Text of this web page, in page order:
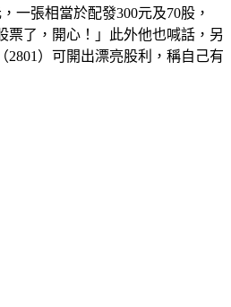
一張相當於配發300元及70股，
票了，開心！」此外他也喊話，另
2801）可開出漂亮股利，稱自己有